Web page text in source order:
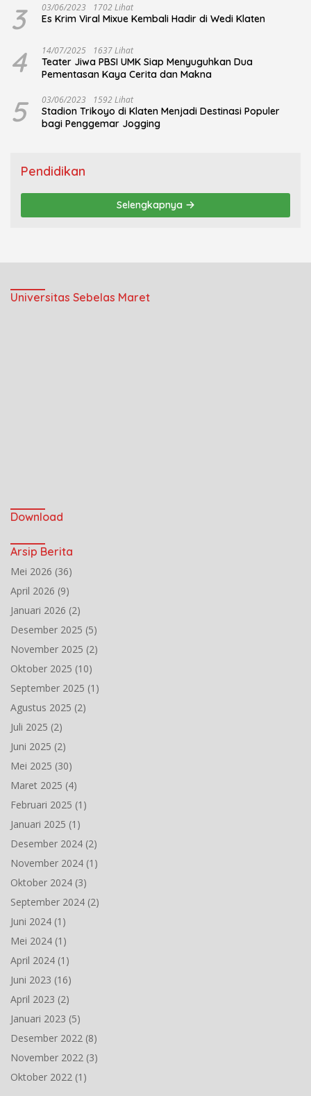
3 03/06/2023 1702 Lihat
Es Krim Viral Mixue Kembali Hadir di Wedi Klaten
4 14/07/2025 1637 Lihat
Teater Jiwa PBSI UMK Siap Menyuguhkan Dua
Pementasan Kaya Cerita dan Makna
5 03/06/2023 1592 Lihat
Stadion Trikoyo di Klaten Menjadi Destinasi Populer
bagi Penggemar Jogging
Pendidikan
Selengkapnya
Universitas Sebelas Maret
Download
Arsip Berita
Mei 2026 (36)
April 2026 (9)
Januari 2026 (2)
Desember 2025 (5)
November 2025 (2)
Oktober 2025 (10)
September 2025 (1)
Agustus 2025 (2)
Juli 2025 (2)
Juni 2025 (2)
Mei 2025 (30)
Maret 2025 (4)
Februari 2025 (1)
Januari 2025 (1)
Desember 2024 (2)
November 2024 (1)
Oktober 2024 (3)
September 2024 (2)
Juni 2024 (1)
Mei 2024 (1)
April 2024 (1)
Juni 2023 (16)
April 2023 (2)
Januari 2023 (5)
Desember 2022 (8)
November 2022 (3)
Oktober 2022 (1)